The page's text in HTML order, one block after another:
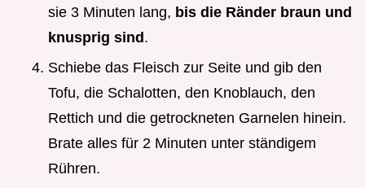
sie 3 Minuten lang, bis die Ränder braun und
knusprig sind .
Schiebe das Fleisch zur Seite und gib den
Tofu, die Schalotten, den Knoblauch, den
Rettich und die getrockneten Garnelen hinein.
Brate alles für 2 Minuten unter ständigem
Rühren.